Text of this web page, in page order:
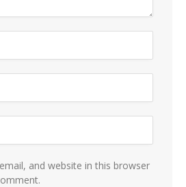
and website in this browser